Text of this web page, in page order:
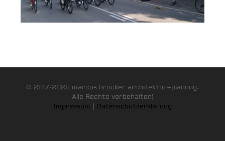
© 2017-2026 marcus brucker architektur+planung.
Alle Rechte vorbehalten!
Impressum
Datenschutzerklärung